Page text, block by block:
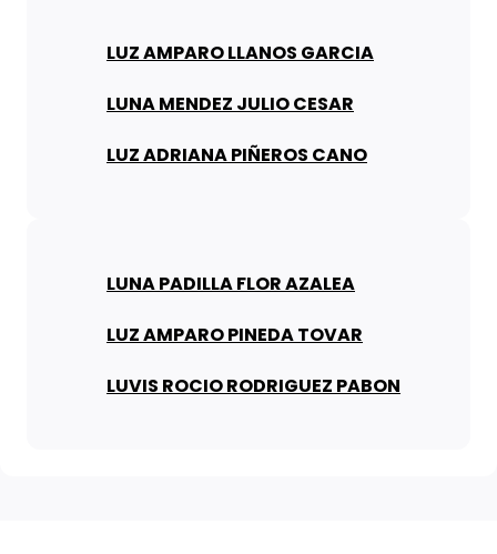
LUZ AMPARO LLANOS GARCIA
LUNA MENDEZ JULIO CESAR
LUZ ADRIANA PIÑEROS CANO
LUNA PADILLA FLOR AZALEA
LUZ AMPARO PINEDA TOVAR
LUVIS ROCIO RODRIGUEZ PABON